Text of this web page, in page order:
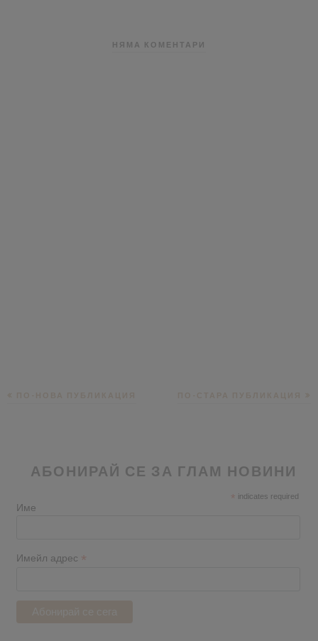
НЯМА КОМЕНТАРИ
АБОНИРАЙ СЕ ЗА ГЛАМ НОВИНИ
* indicates required
Име
Имейл адрес *